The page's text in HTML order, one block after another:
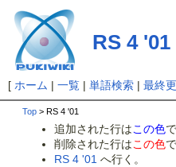
RS 4 '01
[ ホーム | 一覧| 単語検索| 最終
Top > RS 4 '01
追加された行はこの色
削除された行はこの色
RS 4 '01 へ行く。